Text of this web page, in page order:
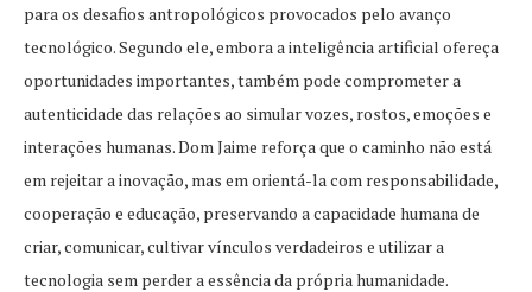
para os desafios antropológicos provocados pelo avanço
tecnológico. Segundo ele, embora a inteligência artificial ofereça
oportunidades importantes, também pode comprometer a
autenticidade das relações ao simular vozes, rostos, emoções e
interações humanas. Dom Jaime reforça que o caminho não está
em rejeitar a inovação, mas em orientá-la com responsabilidade,
cooperação e educação, preservando a capacidade humana de
criar, comunicar, cultivar vínculos verdadeiros e utilizar a
tecnologia sem perder a essência da própria humanidade.